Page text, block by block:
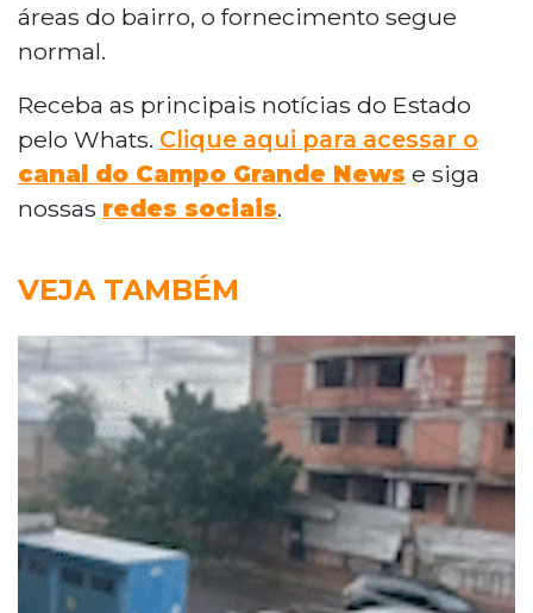
áreas do bairro, o fornecimento segue
normal.
Receba as principais notícias do Estado
pelo Whats. Clique aqui para acessar o
canal do Campo Grande News e siga
nossas redes sociais.
VEJA TAMBÉM